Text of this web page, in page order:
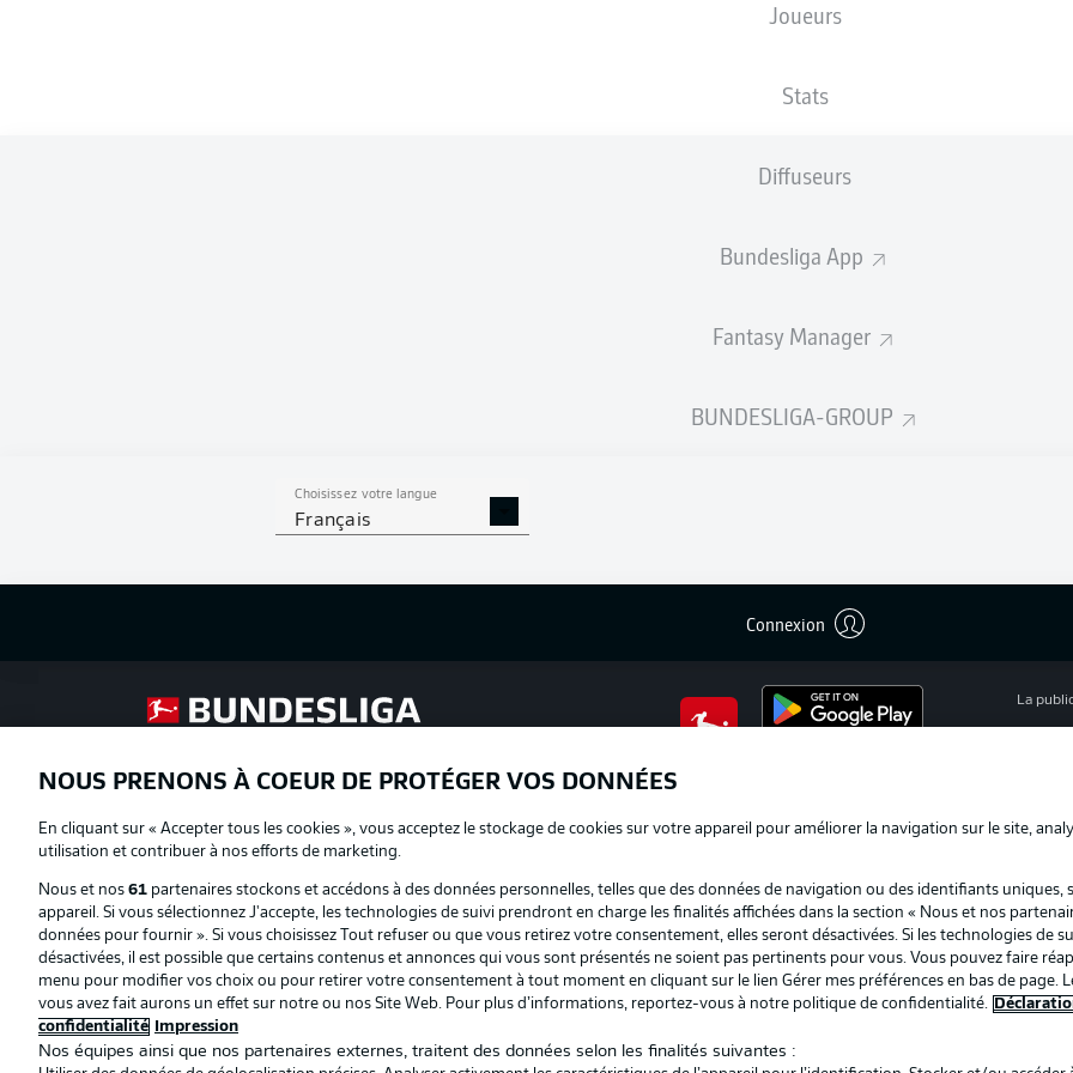
Joueurs
Stats
Diffuseurs
Bundesliga App
Fantasy Manager
BUNDESLIGA-GROUP
Choisissez votre langue
Français
Connexion
Publicité
La
NOUS PRENONS À COEUR DE PROTÉGER VOS DONNÉES
En cliquant sur « Accepter tous les cookies », vous acceptez le stockage de cookies sur votre appareil pour améliorer la navigation sur le site,
utilisation et contribuer à nos efforts de marketing.
Nous et nos 61 partenaires stockons et accédons à des données personnelles, telles que des données de navigation ou des identifiants uniques,
appareil. Si vous sélectionnez J'accepte, les technologies de suivi prendront en charge les finalités affichées dans la section « Nous et nos
données pour fournir ». Si vous choisissez Tout refuser ou que vous retirez votre consentement, elles seront désactivées. Si les technologies de
désactivées, il est possible que certains contenus et annonces qui vous sont présentés ne soient pas pertinents pour vous. Vous pouvez faire
menu pour modifier vos choix ou pour retirer votre consentement à tout moment en cliquant sur le lien Gérer mes préférences en bas de page.
vous avez fait aurons un effet sur notre ou nos Site Web. Pour plus d’informations, reportez-vous à notre politique de confidentialité.
confidentialité
Impression
Nos équipes ainsi que nos partenaires externes, traitent des données selon les finalités suivantes :